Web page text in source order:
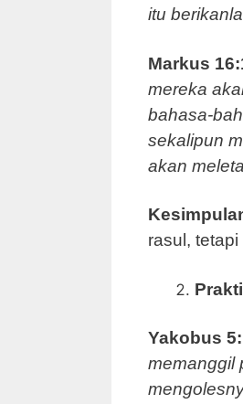
itu
Markus
mereka
bahasa-
sekalipun
akan
rasul,
Yakobus
memanggil